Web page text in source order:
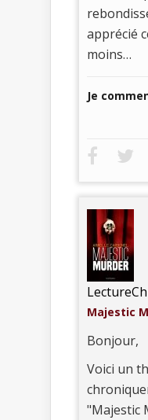
apprécié
moins…
Je
Majestic
Bonjour,
Voici un
"Majestic